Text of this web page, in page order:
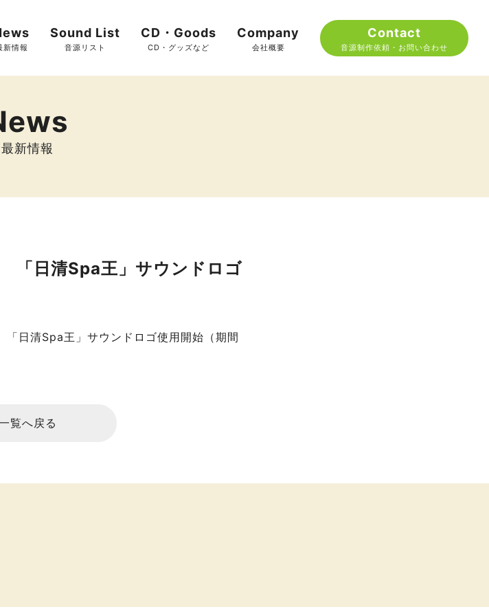
新情報
Sound List
音源リスト
CD・Goods
CD・グッズなど
Company
会社概要
Contact
音源制作依頼・お問い合わせ
最新情報
「日清Spa王」サウンドロゴ
日清Spa王」サウンドロゴ使用開始（期間
覧へ戻る